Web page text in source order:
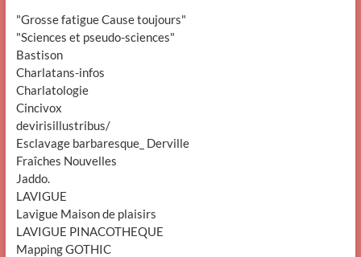
"Grosse fatigue Cause toujours"
"Sciences et pseudo-sciences"
Bastison
Charlatans-infos
Charlatologie
Cincivox
devirisillustribus/
Esclavage barbaresque_ Derville
Fraîches Nouvelles
Jaddo.
LAVIGUE
Lavigue Maison de plaisirs
LAVIGUE PINACOTHEQUE
Mapping GOTHIC